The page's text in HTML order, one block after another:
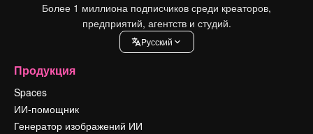
Более 1 миллиона подписчиков среди креаторов,
предприятий, агентств и студий.
Pусский
Продукция
Spaces
ИИ-помощник
Генератор изображений ИИ